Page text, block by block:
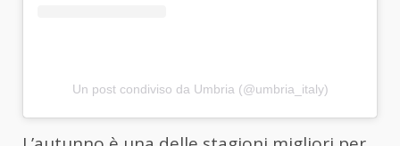
Un post condiviso da Umbria (@umbria_italy)